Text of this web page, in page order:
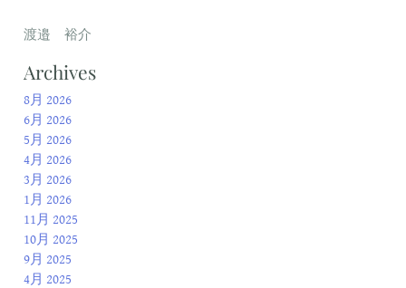
渡邉 裕介
Archives
8月 2026
6月 2026
5月 2026
4月 2026
3月 2026
1月 2026
11月 2025
10月 2025
9月 2025
4月 2025